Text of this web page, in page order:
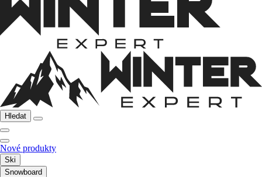
Hledat
Nové produkty
Ski
Snowboard